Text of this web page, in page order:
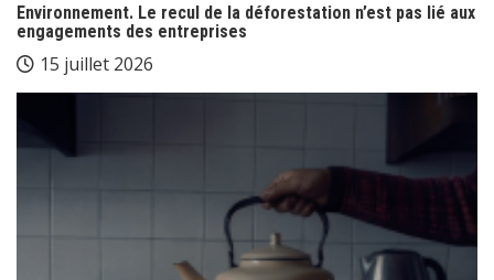
Environnement. Le recul de la déforestation n’est pas lié aux
engagements des entreprises
15 juillet 2026